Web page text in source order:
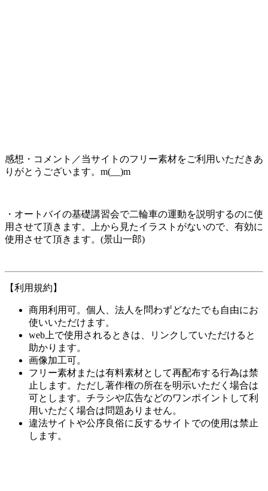
感想・コメント／当サイトのフリー素材をご利用いただきあ
りがとうございます。m(__)m
・オートバイの基礎講習会で二輪車の運動を説明するのに使
用させて頂きます。上から見たイラストがないので、有効に
使用させて頂きます。(景山一郎)
【利用規約】
商用利用可。個人、法人を問わずどなたでも自由にお
使いいただけます。
web上で使用されるときは、リンクしていただけると
助かります。
画像加工可。
フリー素材または有料素材として再配布する行為は禁
止します。ただし著作権の所在を明示いただく場合は
可とします。チラシや広告などのワンポイントして利
用いただく場合は問題ありません。
違法サイトや公序良俗に反するサイトでの使用は禁止
します。